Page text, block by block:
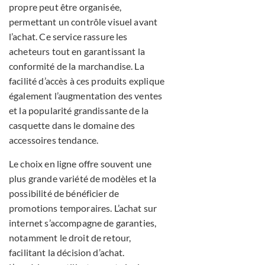
propre peut être organisée,
permettant un contrôle visuel avant
l’achat. Ce service rassure les
acheteurs tout en garantissant la
conformité de la marchandise. La
facilité d’accès à ces produits explique
également l’augmentation des ventes
et la popularité grandissante de la
casquette dans le domaine des
accessoires tendance.
Le choix en ligne offre souvent une
plus grande variété de modèles et la
possibilité de bénéficier de
promotions temporaires. L’achat sur
internet s’accompagne de garanties,
notamment le droit de retour,
facilitant la décision d’achat.